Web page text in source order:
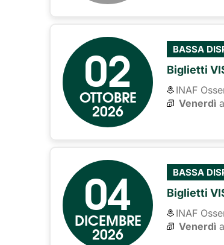
02
OTTOBRE
2026
BASSA
Biglietti
INAF
Venerdì
04
DICEMBRE
2026
BASSA
Biglietti
INAF
Venerdì